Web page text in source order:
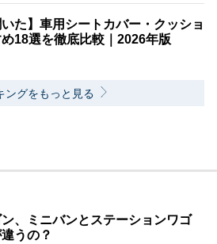
いた】車用シートカバー・クッショ
18選を徹底比較｜2026年版
ングをもっと見る
、ミニバンとステーションワゴ
うの？